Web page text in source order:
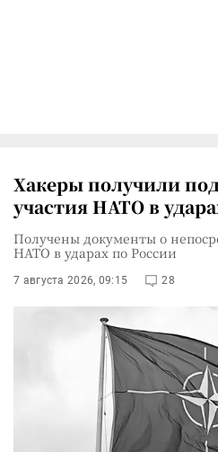
Хакеры получили
участия НАТО в
Получены документы о
НАТО в ударах по России
7 августа 2026, 09:15 28